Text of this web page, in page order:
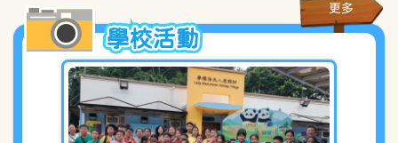
13/03/2026
2025/2026年度 下學期 回收及義賣活動
06/03/2026
2025/2026年級 更換夏季校服
27/02/2026
更多
學校活動